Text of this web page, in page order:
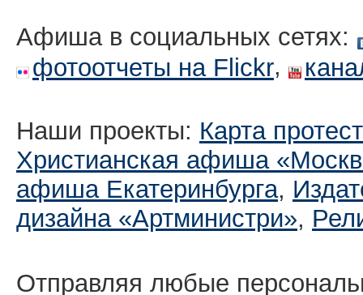
Афиша в социальных сетях:
фотоотчеты на Flickr,
Наши проекты: Карта
Христианская афиша
афиша Екатеринбургa,
дизайна «Артминистри»,
Отправляя любые